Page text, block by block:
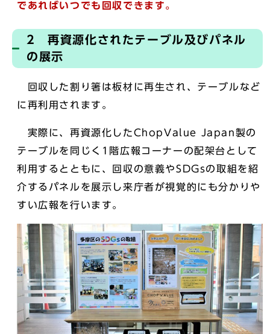
であればいつでも回収できます。
2 再資源化されたテーブル及びパネル
の展示
回収した割り箸は板材に再生され、テーブルなど
に再利用されます。
実際に、再資源化したChopValue Japan製の
テーブルを同じく1階広報コーナーの配架台として
利用するとともに、回収の意義やSDGsの取組を紹
介するパネルを展示し来庁者が視覚的にも分かりや
すい広報を行います。